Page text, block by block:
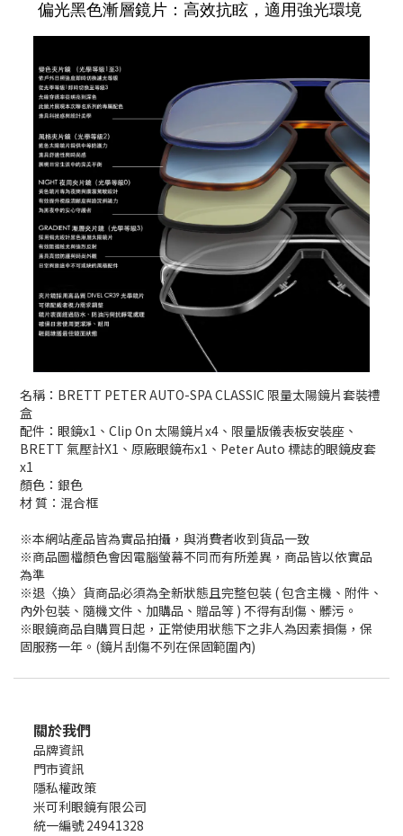
偏光黑色漸層鏡片 ：高效抗眩，適用強光環境
名稱：BRETT PETER AUTO-SPA CLASSIC 限量太陽鏡片套裝禮
盒
配件：眼鏡x1、Clip On 太陽鏡片x4、限量版儀表板安裝座、
BRETT 氣壓計X1、原廠眼鏡布x1、Peter Auto 標誌的眼鏡皮套
x1
顏色：銀色
材 質：混合框
※本網站產品皆為實品拍攝，與消費者收到貨品一致
※商品圖檔顏色會因電腦螢幕不同而有所差異，商品皆以依實品
為準
※退〈換〉貨商品必須為全新狀態且完整包裝 ( 包含主機、附件、
內外包裝、隨機文件、加購品、贈品等 ) 不得有刮傷、髒污。
※眼鏡商品自購買日起，正常使用狀態下之非人為因素損傷，保
固服務一年。(鏡片刮傷不列在保固範圍內)
關於我們
品牌資訊
門市資訊
隱私權政策
米可利眼鏡有限公司
統一編號 24941328